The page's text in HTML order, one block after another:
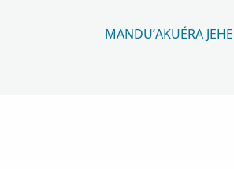
MANDU’AKUÉRA